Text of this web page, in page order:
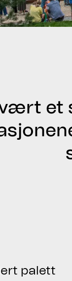
et
palett